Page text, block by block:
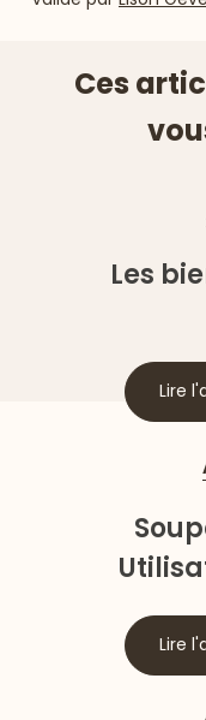
Ces
Les
Lire
Lire